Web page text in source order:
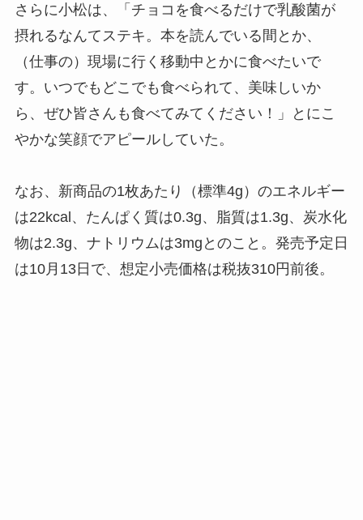
さらに小松は、「チョコを食べるだけで乳酸菌が
摂れるなんてステキ。本を読んでいる間とか、
（仕事の）現場に行く移動中とかに食べたいで
す。いつでもどこでも食べられて、美味しいか
ら、ぜひ皆さんも食べてみてください！」とにこ
やかな笑顔でアピールしていた。
なお、新商品の1枚あたり（標準4g）のエネルギー
は22kcal、たんぱく質は0.3g、脂質は1.3g、炭水化
物は2.3g、ナトリウムは3mgとのこと。発売予定日
は10月13日で、想定小売価格は税抜310円前後。